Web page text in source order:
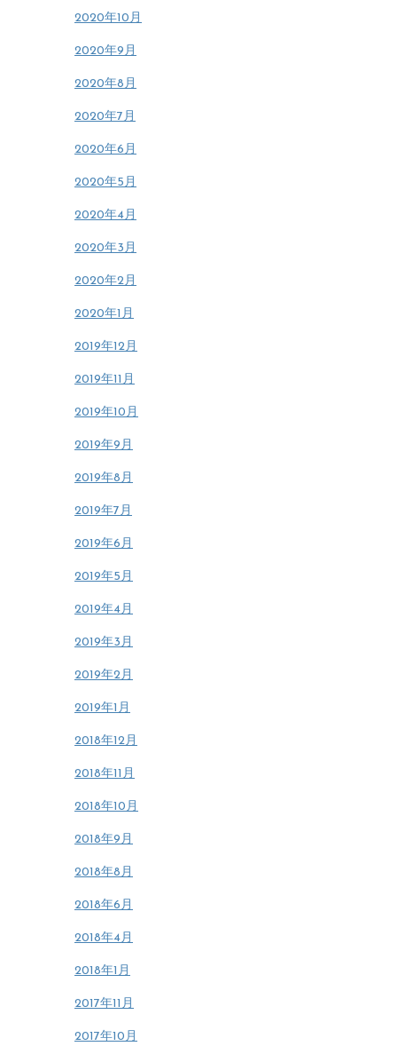
2020年10月
2020年9月
2020年8月
2020年7月
2020年6月
2020年5月
2020年4月
2020年3月
2020年2月
2020年1月
2019年12月
2019年11月
2019年10月
2019年9月
2019年8月
2019年7月
2019年6月
2019年5月
2019年4月
2019年3月
2019年2月
2019年1月
2018年12月
2018年11月
2018年10月
2018年9月
2018年8月
2018年6月
2018年4月
2018年1月
2017年11月
2017年10月